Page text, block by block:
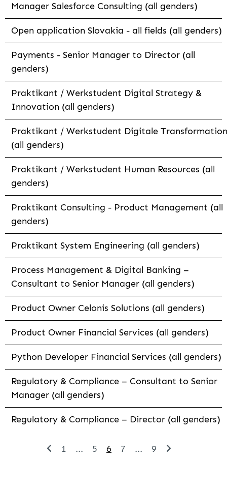
Manager Salesforce Consulting (all genders)
Open application Slovakia - all fields (all genders)
Payments - Senior Manager to Director (all
genders)
Praktikant / Werkstudent Digital Strategy &
Innovation (all genders)
Praktikant / Werkstudent Digitale Transformation
(all genders)
Praktikant / Werkstudent Human Resources (all
genders)
Praktikant Consulting - Product Management (all
genders)
Praktikant System Engineering (all genders)
Process Management & Digital Banking –
Consultant to Senior Manager (all genders)
Product Owner Celonis Solutions (all genders)
Product Owner Financial Services (all genders)
Python Developer Financial Services (all genders)
Regulatory & Compliance – Consultant to Senior
Manager (all genders)
Regulatory & Compliance – Director (all genders)
1 ... 5 6 7 ... 9